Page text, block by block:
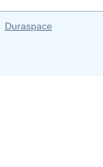
Duraspace